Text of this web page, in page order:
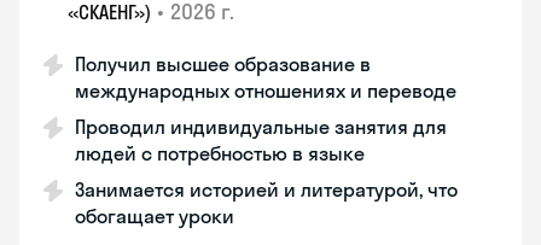
«СКАЕНГ») • 2026 г.
Получил высшее образование в
международных отношениях и переводе
Проводил индивидуальные занятия для
людей с потребностью в языке
Занимается историей и литературой, что
обогащает уроки